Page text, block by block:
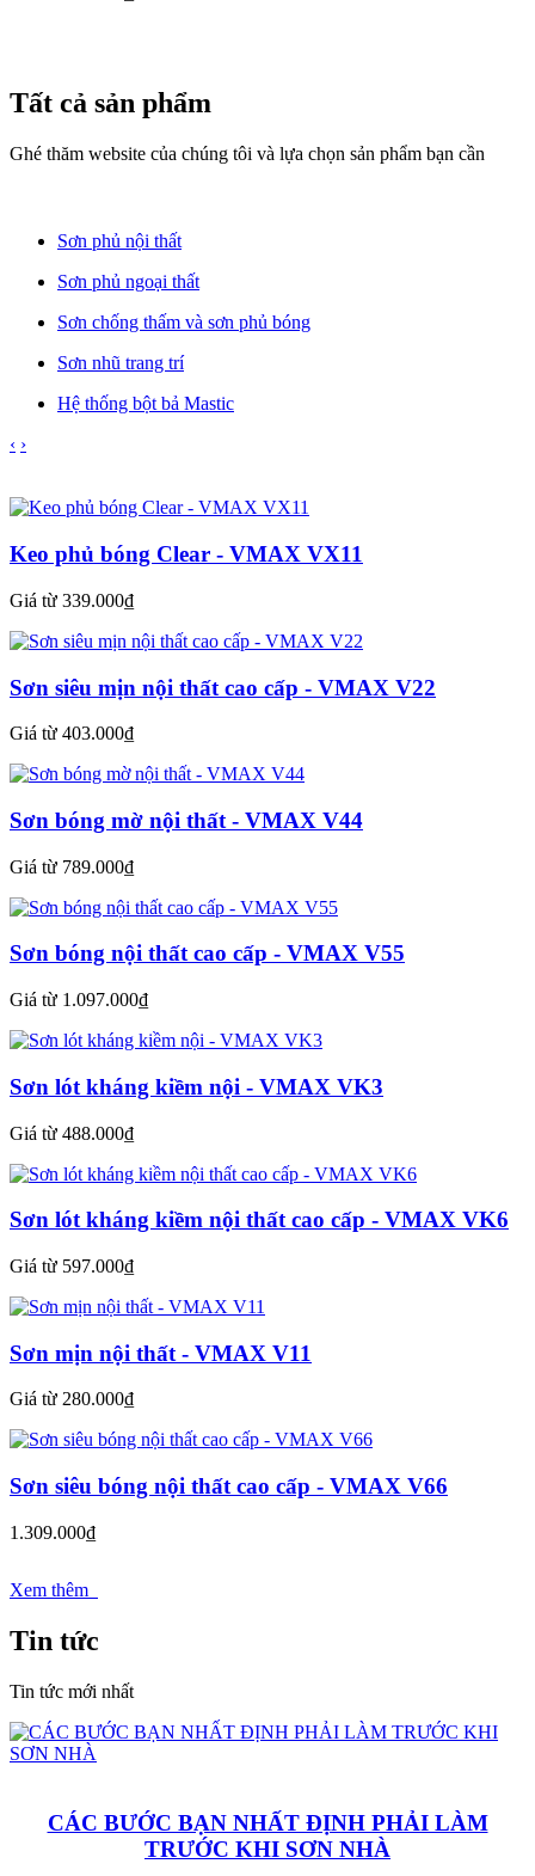
Tất cả sản phẩm
Ghé thăm website của chúng tôi và lựa chọn sản phẩm bạn cần
Sơn phủ nội thất
Sơn phủ ngoại thất
Sơn chống thấm và sơn phủ bóng
Sơn nhũ trang trí
Hệ thống bột bả Mastic
‹ ›
Keo phủ bóng Clear - VMAX VX11
Giá từ 339.000₫
Sơn siêu mịn nội thất cao cấp - VMAX V22
Giá từ 403.000₫
Sơn bóng mờ nội thất - VMAX V44
Giá từ 789.000₫
Sơn bóng nội thất cao cấp - VMAX V55
Giá từ 1.097.000₫
Sơn lót kháng kiềm nội - VMAX VK3
Giá từ 488.000₫
Sơn lót kháng kiềm nội thất cao cấp - VMAX VK6
Giá từ 597.000₫
Sơn mịn nội thất - VMAX V11
Giá từ 280.000₫
Sơn siêu bóng nội thất cao cấp - VMAX V66
1.309.000₫
Xem thêm
Tin tức
Tin tức mới nhất
CÁC BƯỚC BẠN NHẤT ĐỊNH PHẢI LÀM
TRƯỚC KHI SƠN NHÀ